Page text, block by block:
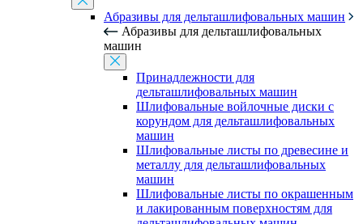
Абразивы для дельташлифовальных машин
Абразивы для дельташлифовальных
машин
Принадлежности для
дельташлифовальных машин
Шлифовальные войлочные диски с
корундом для дельташлифовальных
машин
Шлифовальные листы по древесине и
металлу для дельташлифовальных
машин
Шлифовальные листы по окрашенным
и лакированным поверхностям для